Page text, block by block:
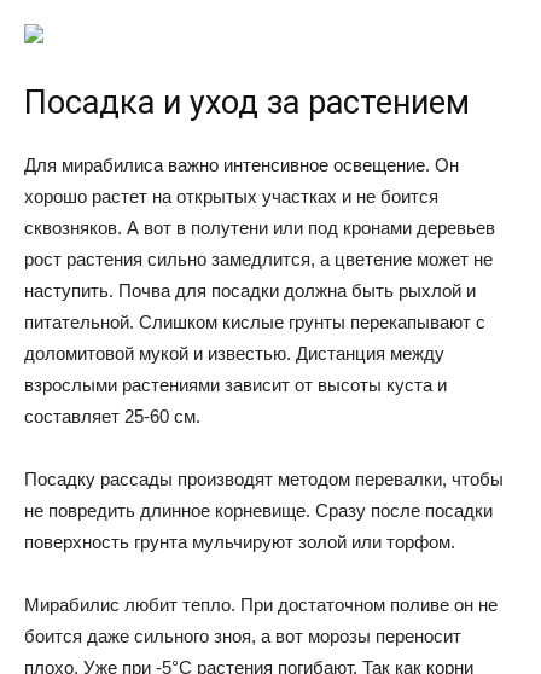
Посадка и уход за растением
Для мирабилиса важно интенсивное освещение. Он
хорошо растет на открытых участках и не боится
сквозняков. А вот в полутени или под кронами деревьев
рост растения сильно замедлится, а цветение может не
наступить. Почва для посадки должна быть рыхлой и
питательной. Слишком кислые грунты перекапывают с
доломитовой мукой и известью. Дистанция между
взрослыми растениями зависит от высоты куста и
составляет 25-60 см.
Посадку рассады производят методом перевалки, чтобы
не повредить длинное корневище. Сразу после посадки
поверхность грунта мульчируют золой или торфом.
Мирабилис любит тепло. При достаточном поливе он не
боится даже сильного зноя, а вот морозы переносит
плохо. Уже при -5°C растения погибают. Так как корни